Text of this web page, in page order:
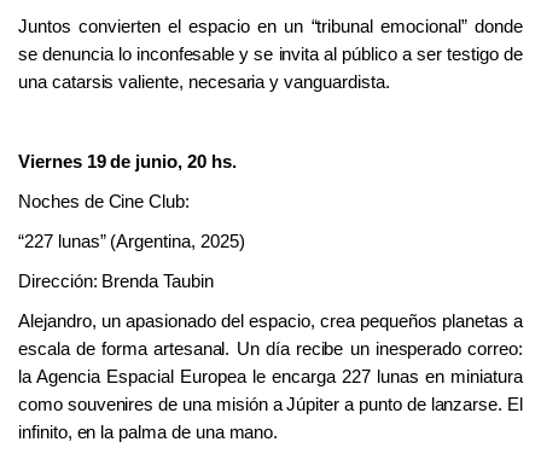
Juntos convierten el espacio en un “tribunal emocional” donde
se denuncia lo inconfesable y se invita al público a ser testigo de
una catarsis valiente, necesaria y vanguardista.
Viernes19 de junio, 20 hs.
Noches de Cine Club:
“227 lunas” (Argentina, 2025)
Dirección: Brenda Taubin
Alejandro, un apasionado del espacio, crea pequeños planetas a
escala de forma artesanal. Un día recibe un inesperado correo:
la Agencia Espacial Europea le encarga 227 lunas en miniatura
como souvenires de una misión a Júpiter a punto de lanzarse. El
infinito, en la palma de una mano.